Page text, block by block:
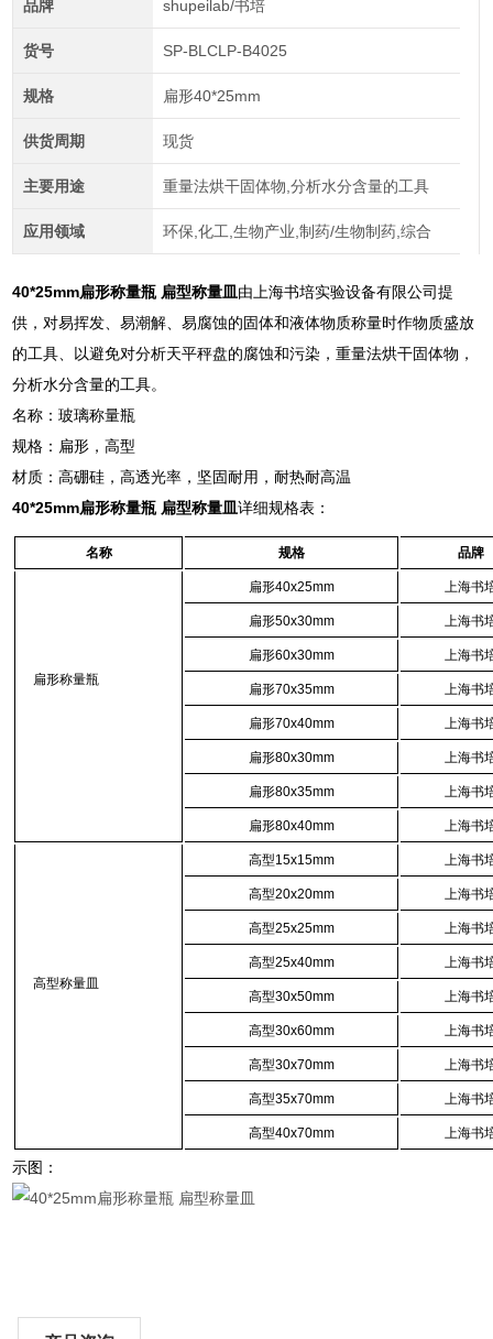
品牌 shupeilab/书培
货号 SP-BLCLP-B4025
规格 扁形40*25mm
供货周期 现货
主要用途 重量法烘干固体物,分析水分含量的工具
应用领域 环保,化工,生物产业,制药/生物制药,综合
40*25mm扁形称量瓶 扁型称量皿 由上海书培实验设备有限公司提
供，对易挥发、易潮解、易腐蚀的固体和液体物质称量时作物质盛放
的工具、以避免对分析天平秤盘的腐蚀和污染，重量法烘干固体物，
分析水分含量的工具。
名称：玻璃称量瓶
规格：扁形，高型
材质：高硼硅，高透光率，坚固耐用，耐热耐高温
40*25mm扁形称量瓶 扁型称量皿详细规格表：
名称 规格 品牌
扁形称量瓶
扁形40x25mm 上海书
扁形50x30mm 上海书
扁形60x30mm 上海书
扁形70x35mm 上海书
扁形70x40mm 上海书
扁形80x30mm 上海书
扁形80x35mm 上海书
扁形80x40mm 上海书
高型称量皿
高型15x15mm 上海书
高型20x20mm 上海书
高型25x25mm 上海书
高型25x40mm 上海书
高型30x50mm 上海书
高型30x60mm 上海书
高型30x70mm 上海书
高型35x70mm 上海书
高型40x70mm 上海书
示图：